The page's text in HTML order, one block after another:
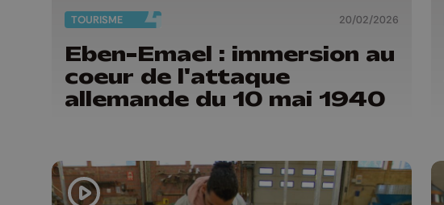
TOURISME 20/02/2026
Eben-Emael : immersion au
coeur de l'attaque
allemande du 10 mai 1940